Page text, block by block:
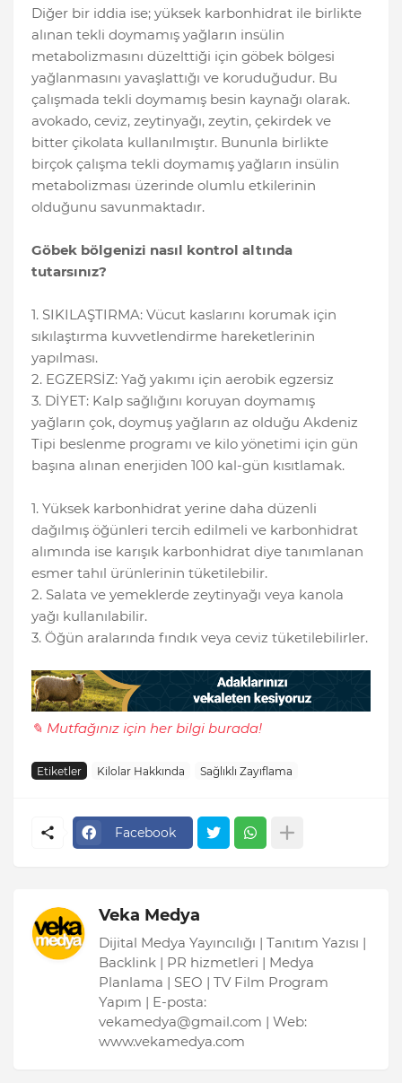
Diğer bir iddia ise; yüksek karbonhidrat ile birlikte
alınan tekli doymamış yağların insülin
metabolizmasını düzelttiği için göbek bölgesi
yağlanmasını yavaşlattığı ve koruduğudur. Bu
çalışmada tekli doymamış besin kaynağı olarak.
avokado, ceviz, zeytinyağı, zeytin, çekirdek ve
bitter çikolata kullanılmıştır. Bununla birlikte
birçok çalışma tekli doymamış yağların insülin
metabolizması üzerinde olumlu etkilerinin
olduğunu savunmaktadır.
Göbek bölgenizi nasıl kontrol altında
tutarsınız?
1. SIKILAŞTIRMA: Vücut kaslarını korumak için
sıkılaştırma kuvvetlendirme hareketlerinin
yapılması.
2. EGZERSİZ: Yağ yakımı için aerobik egzersiz
3. DİYET: Kalp sağlığını koruyan doymamış
yağların çok, doymuş yağların az olduğu Akdeniz
Tipi beslenme programı ve kilo yönetimi için gün
başına alınan enerjiden 100 kal-gün kısıtlamak.
1. Yüksek karbonhidrat yerine daha düzenli
dağılmış öğünleri tercih edilmeli ve karbonhidrat
alımında ise karışık karbonhidrat diye tanımlanan
esmer tahıl ürünlerinin tüketilebilir.
2. Salata ve yemeklerde zeytinyağı veya kanola
yağı kullanılabilir.
3. Öğün aralarında fındık veya ceviz tüketilebilirler.
✎ Mutfağınız için her bilgi burada!
Etiketler Kilolar Hakkında Sağlıklı Zayıflama
Facebook
Veka Medya
Dijital Medya Yayıncılığı | Tanıtım Yazısı |
Backlink | PR hizmetleri | Medya
Planlama | SEO | TV Film Program
Yapım | E-posta:
vekamedya@gmail.com | Web:
www.vekamedya.com